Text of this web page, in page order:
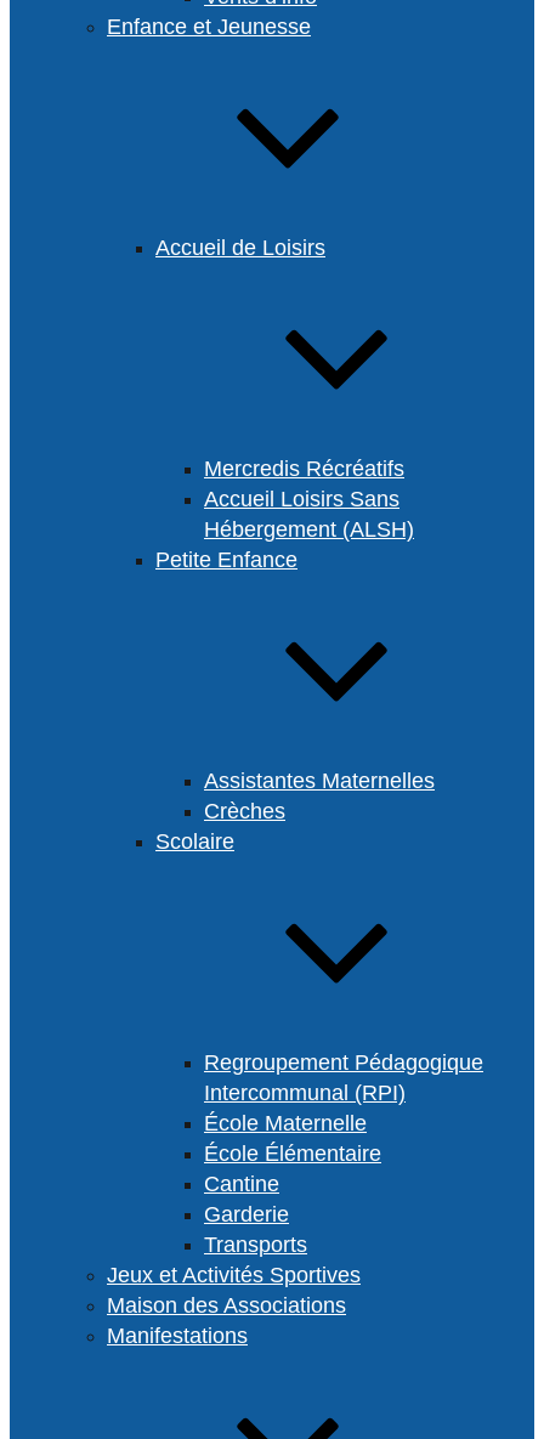
Enfance et Jeunesse
Accueil de Loisirs
Mercredis Récréatifs
Accueil Loisirs Sans
Hébergement (ALSH)
Petite Enfance
Assistantes Maternelles
Crèches
Scolaire
Regroupement Pédagogique
Intercommunal (RPI)
École Maternelle
École Élémentaire
Cantine
Garderie
Transports
Jeux et Activités Sportives
Maison des Associations
Manifestations